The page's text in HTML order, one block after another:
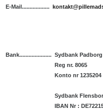
E-Mail..................
Bank..................... Sydbank Padborg
Reg nr. 8065
Konto nr 1235204
Sydbank
IBAN Nr :